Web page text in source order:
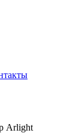
Arlight